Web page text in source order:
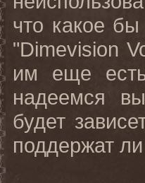
что какое
"Dimevision
им еще
надеемся
будет
поддержат